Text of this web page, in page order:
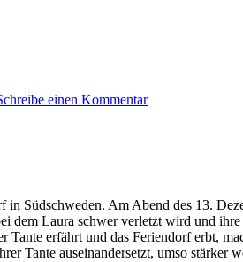
einen KommentarBo
Südschweden. Am Abend des 13.
dem Laura schwer verletzt wird und
erfährt und das Feriendorf erbt,
Tante auseinandersetzt, umso stärker